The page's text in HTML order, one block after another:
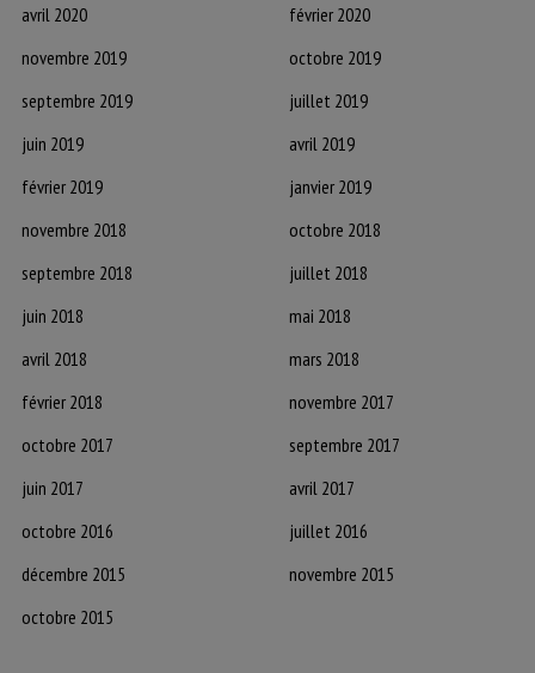
avril 2020
février 2020
novembre 2019
octobre 2019
septembre 2019
juillet 2019
juin 2019
avril 2019
février 2019
janvier 2019
novembre 2018
octobre 2018
septembre 2018
juillet 2018
juin 2018
mai 2018
avril 2018
mars 2018
février 2018
novembre 2017
octobre 2017
septembre 2017
juin 2017
avril 2017
octobre 2016
juillet 2016
décembre 2015
novembre 2015
octobre 2015